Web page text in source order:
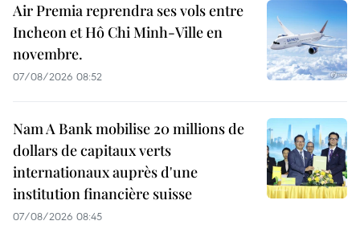
Air Premia reprendra ses vols entre
Incheon et Hô Chi Minh-Ville en
novembre.
07/08/2026 08:52
Nam A Bank mobilise 20 millions de
dollars de capitaux verts
internationaux auprès d'une
institution financière suisse
07/08/2026 08:45